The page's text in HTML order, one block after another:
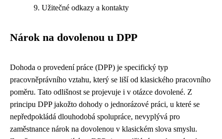
Užitečné odkazy a kontakty
Nárok na dovolenou u DPP
Dohoda o provedení práce (DPP) je specifický typ
pracovněprávního vztahu, který se liší od klasického pracovního
poměru. Tato odlišnost se projevuje i v otázce dovolené. Z
principu DPP jakožto dohody o jednorázové práci, u které se
nepředpokládá dlouhodobá spolupráce, nevyplývá pro
zaměstnance nárok na dovolenou v klasickém slova smyslu.